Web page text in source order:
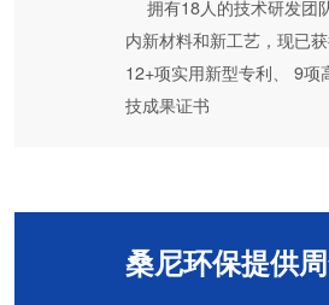
拥有18人的技术研发团
内新材料和新工艺，现已获
12+项实用新型专利、 9项
技成果证书
桑尼环保提供